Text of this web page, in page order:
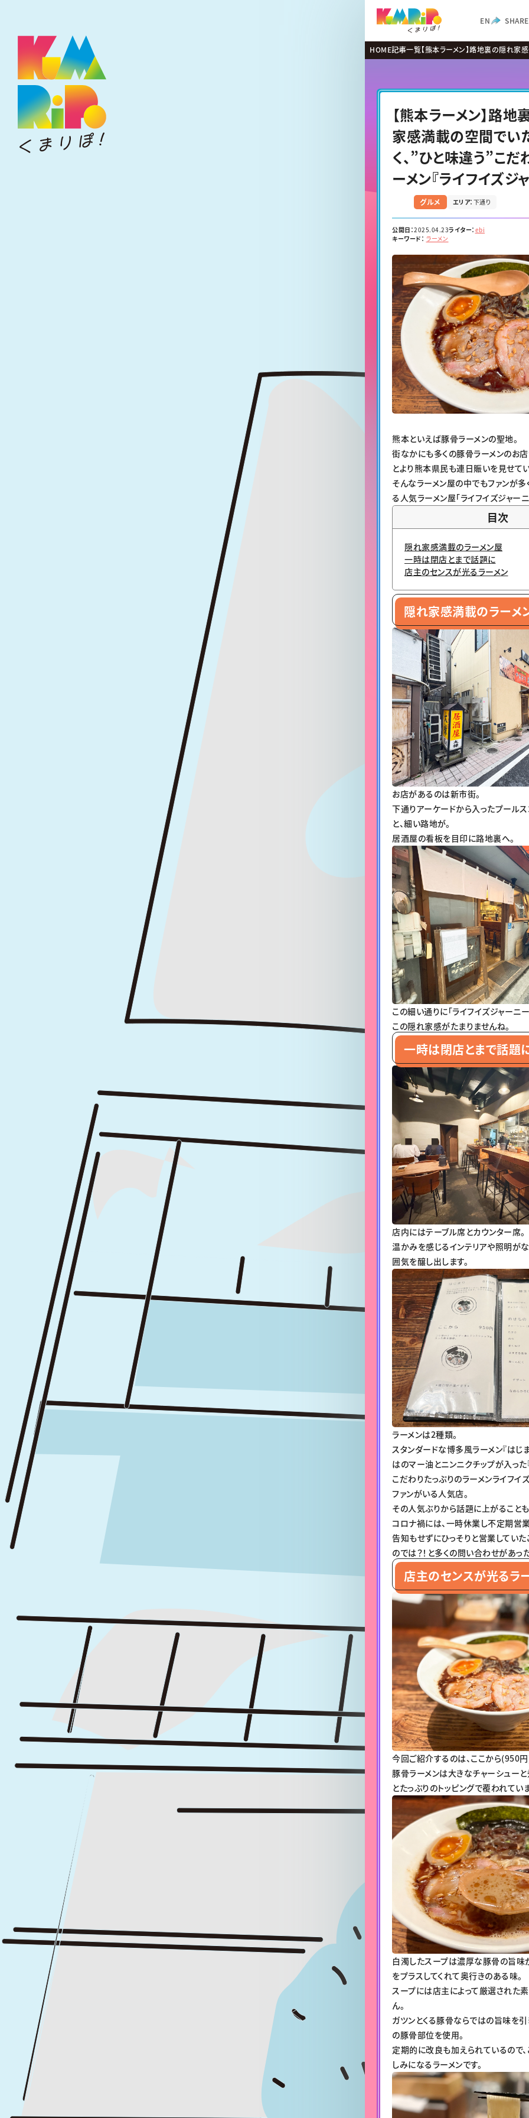
EN SHARE
HOME記事一覧【熊本ラーメン】路地裏の隠れ家
味違う”こだわりのラーメン『ライ
【熊本ラーメン】路地
家感満載の空間でい
く、”ひと味違う”こだ
ーメン『ライフイズジ
グルメ エリア： 下通り
公開日：2025.04.23ライター： ebi
キーワード： ラーメン
熊本といえば豚骨ラーメンの聖地。
街なかにも多くの豚骨ラーメンのお
とより熊本県民も連日賑いを見せてい
そんなラーメン屋の中でもファンが多
る人気ラーメン屋「ライフイズジャー
目次
隠れ家感満載のラーメン屋
一時は閉店とまで話題に
店主のセンスが光るラーメン
隠れ家感満載のラーメ
お店があるのは新市街。
下通りアーケードから入ったプール
と、細い路地が。
居酒屋の看板を目印に路地裏へ。
この細い通りに「ライフイズジャーニー
この隠れ家感がたまりませんね。
一時は閉店とまで話題
店内にはテーブル席とカウンター席。
温かみを感じるインテリアや照明が
囲気を醸し出します。
ラーメンは2種類。
スタンダードな博多風ラーメン『はじ
はのマー油とニンニクチップが入った
こだわりたっぷりのラーメンライフイ
ファンがいる人気店。
その人気ぶりから話題に上がること
コロナ禍には、一時休業し不定期営業
告知もせずにひっそりと営業していた
のでは？！と多くの問い合わせがあっ
店主のセンスが光るラ
今回ご紹介するのは、ここから(950円
豚骨ラーメンは大きなチャーシューと
とたっぷりのトッピングで覆われてい
白濁したスープは濃厚な豚骨の旨味
をプラスしてくれて奥行きのある味。
スープには店主によって厳選された
ん。
ガツンとくる豚骨ならではの旨味を
の豚骨部位を使用。
定期的に改良も加えられているので
しみになるラーメンです。